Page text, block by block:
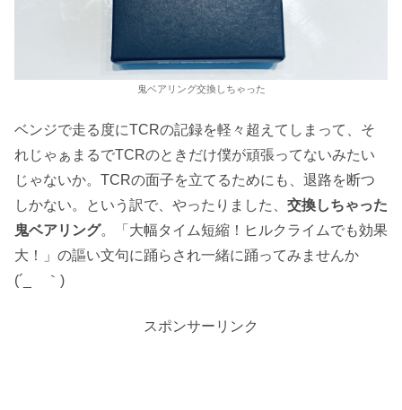
鬼ベアリング交換しちゃった
ベンジで走る度にTCRの記録を軽々超えてしまって、そ
れじゃぁまるでTCRのときだけ僕が頑張ってないみたい
じゃないか。TCRの面子を立てるためにも、退路を断つ
しかない。という訳で、やったりました、 交換しちゃった
鬼ベアリング。「大幅タイム短縮！ヒルクライムでも効果
大！」の謳い文句に踊らされ一緒に踊ってみませんか
(´_ゝ｀)
スポンサーリンク